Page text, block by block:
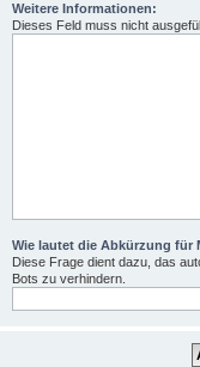
Weitere Informationen:
Dieses Feld muss nicht
Wie lautet die Abkürzung für
Diese Frage dient dazu, das
Bots zu verhindern.